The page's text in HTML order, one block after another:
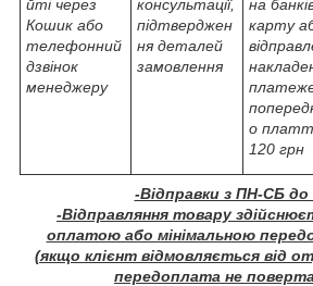
йті через
Кошик або
телефонний
дзвінок
менеджеру
консультації,
підтверджен
ня деталей
замовлення
на
карту
о
120 грн
-Відправки з ПН-СБ до
-Відправляння товару
оплатою або мінімальною
(якщо клієнт відмовляється від
передоплата не